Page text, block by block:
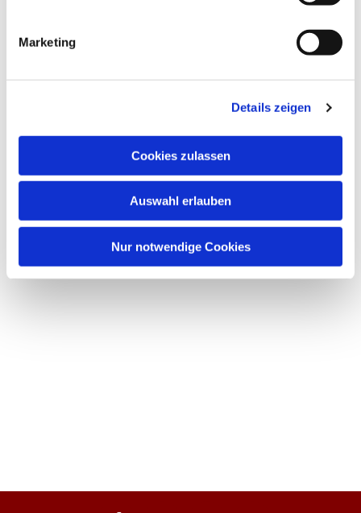
Marketing
Details zeigen
Cookies zulassen
Auswahl erlauben
Nur notwendige Cookies